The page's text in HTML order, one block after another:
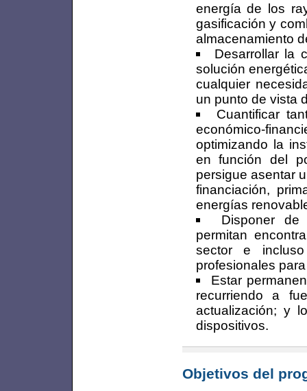
energía de los
gasificación y
almacenamiento
Desarrollar la
solución
cualquier
un punto de vista
Cuantificar
económico-
optimizando la
en función del
persigue asentar
financiación,
energías
Disponer de
permitan
sector e
profesionales
Estar
recurriendo a
actualización; y
dispositivos.
Objetivos del